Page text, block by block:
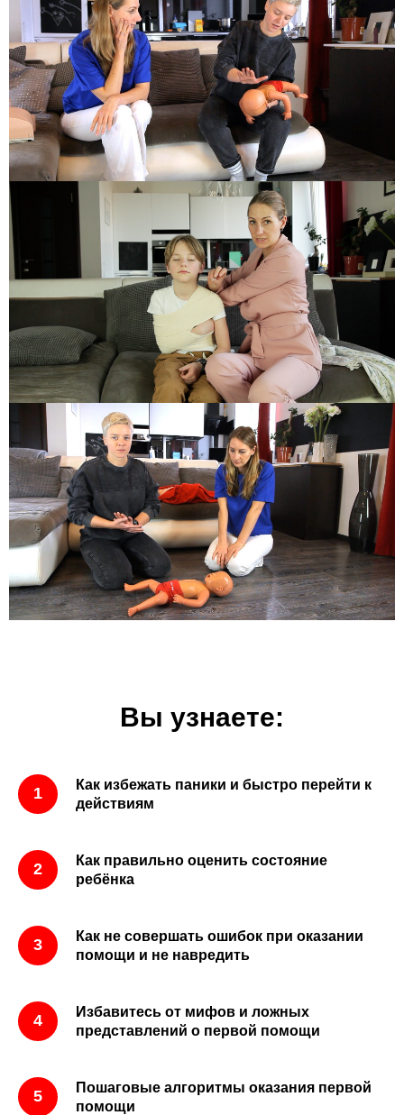
Вы узнаете:
Как избежать паники и быстро перейти к
действиям
Как правильно оценить состояние
ребёнка
Как не совершать ошибок при оказании
помощи и не навредить
Избавитесь от мифов и ложных
представлений о первой помощи
Пошаговые алгоритмы оказания первой
помощи